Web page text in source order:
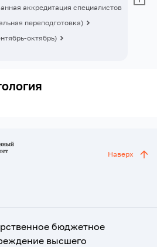
аккредитация специалистов
переподготовка)
октябрь)
Наверх
бюджетное
высшего